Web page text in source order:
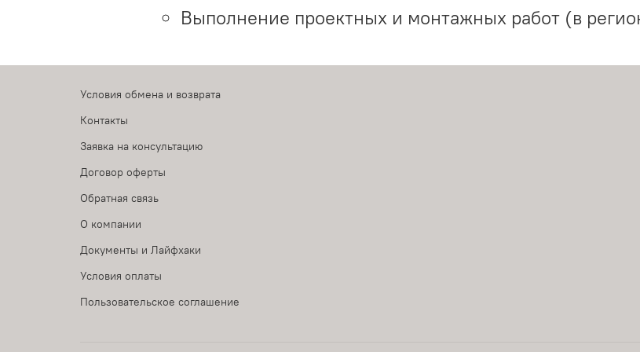
Выполнение проектных и монтажных работ (в
Условия обмена и возврата
Контакты
Заявка на консультацию
Договор оферты
Обратная связь
О компании
Документы и Лайфхаки
Условия оплаты
Пользовательское соглашение